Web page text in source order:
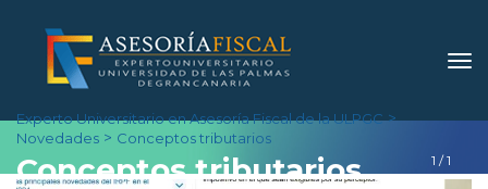
1 / 1
Experto Universitario en Asesoría Fiscal de la ULPGC >
Novedade > Conceptos tributario
Conceptos tributario